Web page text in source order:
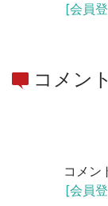
[会員
コメン
コメン
[会員